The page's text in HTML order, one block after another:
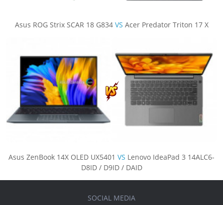
Asus ROG Strix SCAR 18 G834 VS Acer Predator Triton 17 X
Asus ZenBook 14X OLED UX5401 VS Lenovo IdeaPad 3 14ALC6-
D8ID / D9ID / DAID
SOCIAL MEDIA